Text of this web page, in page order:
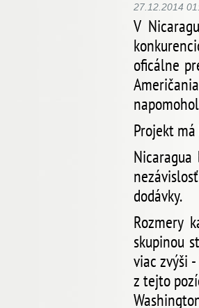
27.12.2014
V
oficálne
Projekt
dodávky.
Rozmery
skupinou
viac zvýši
z tejto